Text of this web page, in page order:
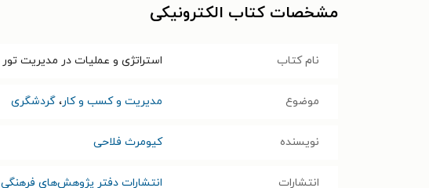
مشخصات کتاب الکترونیکی
نام کتاب استراتژی و عملیات در مدیریت تور
موضوع مدیریت و کسب و کار، گردشگری
نویسنده کیومرث فلاحی
انتشارات انتشارات دفتر پژوهش‌های فرهنگی